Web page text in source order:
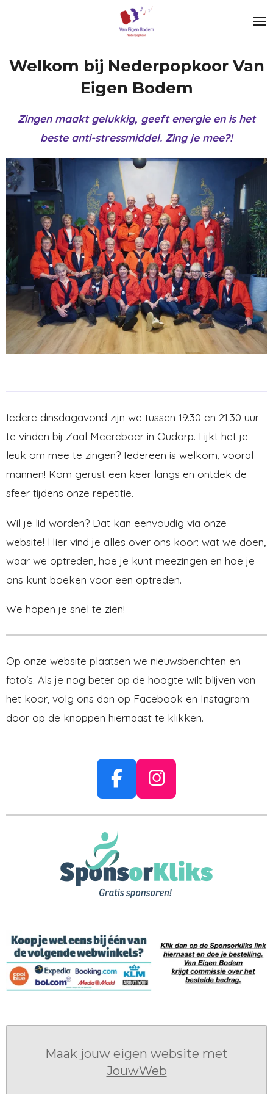
de
Welkom bij Nederpopkoor Van
Eigen Bodem
Zingen maakt gelukkig, geeft energie en is het
beste anti-stressmiddel. Zing je mee?!
Iedere dinsdagavond zijn we tussen 19.30 en 21.30 uur
te vinden bij Zaal Meereboer in Oudorp. Lijkt het je
leuk om mee te zingen? Iedereen is welkom, vooral
mannen! Kom gerust een keer langs en ontdek de
sfeer tijdens onze repetitie.
Wil je lid worden? Dat kan eenvoudig via onze
website! Hier vind je alles over ons koor: wat we doen,
waar we optreden, hoe je kunt meezingen en hoe je
ons kunt boeken voor een optreden.
We hopen je snel te zien!
Op onze website plaatsen we nieuwsberichten en
foto's. Als je nog beter op de hoogte wilt blijven van
het koor, volg ons dan op Facebook en Instagram
door op de knoppen hiernaast te klikken.
F
e
b
o
o
I
a
g
r
m
Maak jouw eigen website met
JouwWeb